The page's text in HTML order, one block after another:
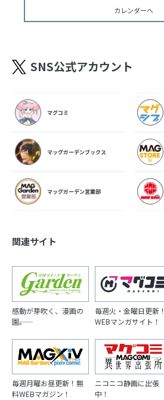
カレンダーへ
SNS公式アカウント
マグコミ
マッグガーデンブックス
マッグガーデン営業部
関連サイト
感動が芽吹く、漫画の
園――。
毎週火・金曜日更新！
WEBマンガサイト！
毎週月曜お昼更新！無
料WEBマガジン！
ニコニコ静画に出張
中！